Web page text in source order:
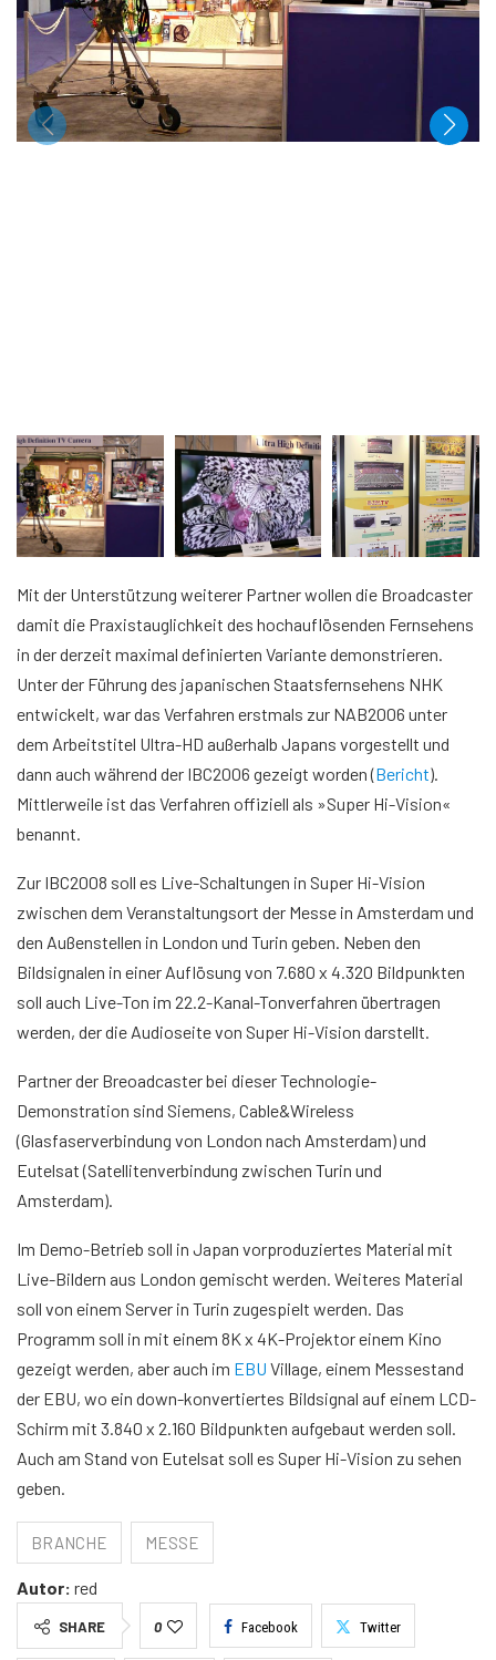
Mit der Unterstützung weiterer Partner wollen die Broadcaster
damit die Praxistauglichkeit des hochauflösenden Fernsehens
in der derzeit maximal definierten Variante demonstrieren.
Unter der Führung des japanischen Staatsfernsehens NHK
entwickelt, war das Verfahren erstmals zur NAB2006 unter
dem Arbeitstitel Ultra-HD außerhalb Japans vorgestellt und
dann auch während der IBC2006 gezeigt worden (Bericht).
Mittlerweile ist das Verfahren offiziell als »Super Hi-Vision«
benannt.
Zur IBC2008 soll es Live-Schaltungen in Super Hi-Vision
zwischen dem Veranstaltungsort der Messe in Amsterdam und
den Außenstellen in London und Turin geben. Neben den
Bildsignalen in einer Auflösung von 7.680 x 4.320 Bildpunkten
soll auch Live-Ton im 22.2-Kanal-Tonverfahren übertragen
werden, der die Audioseite von Super Hi-Vision darstellt.
Partner der Breoadcaster bei dieser Technologie-
Demonstration sind Siemens, Cable&Wireless
(Glasfaserverbindung von London nach Amsterdam) und
Eutelsat (Satellitenverbindung zwischen Turin und
Amsterdam).
Im Demo-Betrieb soll in Japan vorproduziertes Material mit
Live-Bildern aus London gemischt werden. Weiteres Material
soll von einem Server in Turin zugespielt werden. Das
Programm soll in mit einem 8K x 4K-Projektor einem Kino
gezeigt werden, aber auch im EBU Village, einem Messestand
der EBU, wo ein down-konvertiertes Bildsignal auf einem LCD-
Schirm mit 3.840 x 2.160 Bildpunkten aufgebaut werden soll.
Auch am Stand von Eutelsat soll es Super Hi-Vision zu sehen
geben.
BRANCHE MESSE
Autor: red
SHARE 0 Facebook Twitter